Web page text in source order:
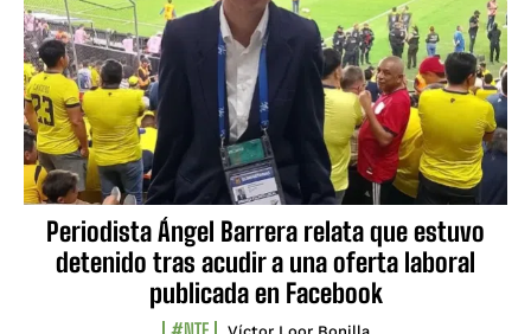
Periodista Ángel Barrera relata que estuvo
detenido tras acudir a una oferta laboral
publicada en Facebook